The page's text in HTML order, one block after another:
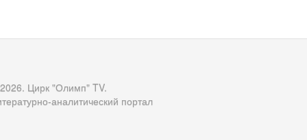
Цирк "Олимп" TV.
аналитический портал